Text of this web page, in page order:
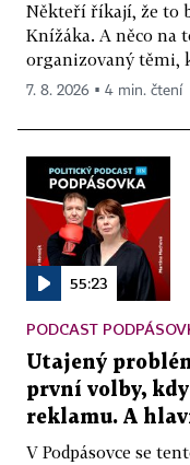
Někteří říkají, že to
Knížáka. A něco na
organizovaný těmi,
7. 8. 2026 ▪ 4 min. čtení
55:23
PODCAST
Utajený
první volby,
reklamu. A
V Podpásovce se